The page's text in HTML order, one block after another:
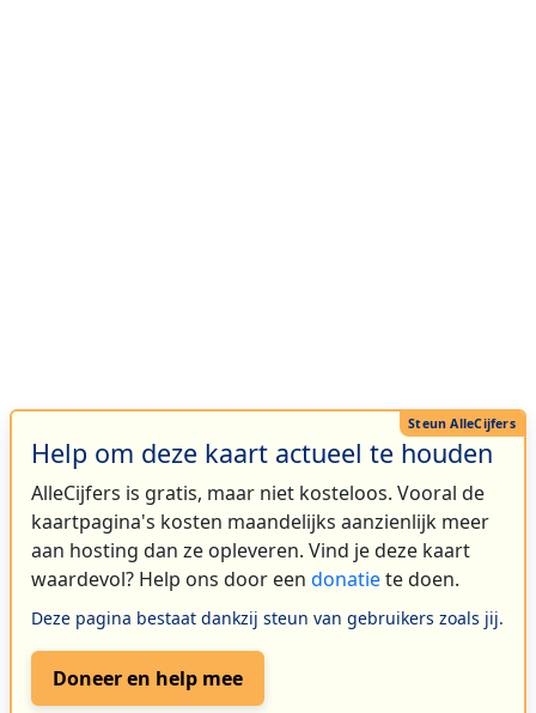
Help om deze kaart actueel te houden
AlleCijfers is gratis, maar niet kosteloos. Vooral de
kaartpagina's kosten maandelijks aanzienlijk meer
aan hosting dan ze opleveren. Vind je deze kaart
waardevol? Help ons door een donatiete doen.
Deze pagina bestaat dankzij steun van gebruikers zoals jij.
Doneer en help mee